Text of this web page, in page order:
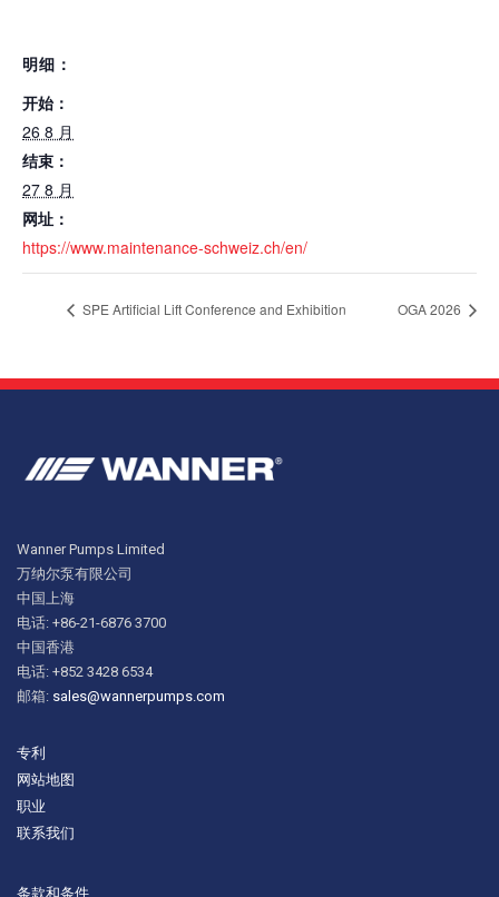
明细：
开始：
26 8 月
结束：
27 8 月
网址：
https://www.maintenance-schweiz.ch/en/
SPE Artificial Lift Conference and Exhibition OGA 2026
Wanner Pumps Limited
万纳尔泵有限公司
中国上海
电话: +86-21-6876 3700
中国香港
电话: +852 3428 6534
邮箱: sales@wannerpumps.com
专利
网站地图
职业
联系我们
条款和条件